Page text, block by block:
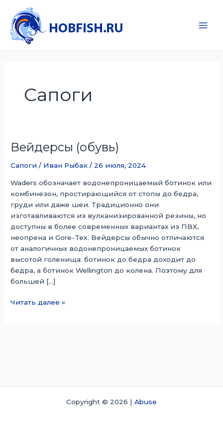
содержимому
Сапоги
Вейдерсы (обувь)
Сапоги / Иван Рыбак/ 26 июля, 2024
Waders обозначает водонепроницаемый ботинок или
комбинезон, простирающийся от стопы до бедра,
груди или даже шеи. Традиционно они
изготавливаются из вулканизированной резины, но
доступны в более современных вариантах из ПВХ,
неопрена и Gore-Tex. Вейдерсы обычно отличаются
от аналогичных водонепроницаемых ботинок
высотой голенища: ботинок до бедра доходит до
бедра, а ботинок Wellington до колена. Поэтому для
большей […]
Вейдерсы
Читать далее »
Copyright © 2026 | Abuse